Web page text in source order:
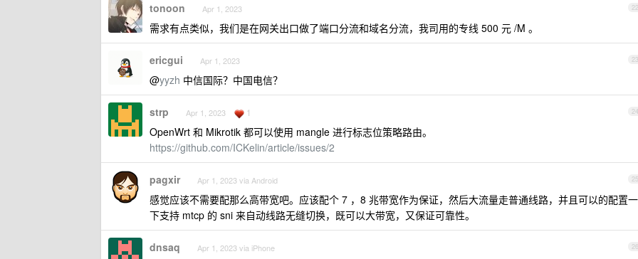
22
tonoon Apr 1, 2023
需求有点类似，我们是在网关出口做了端口分流和域名分流，我司用的专线 500 元 /M 。
23
ericgui Apr 1, 2023
@yyzh 中信国际？中国电信？
24
strp Apr 1, 2023 1
OpenWrt 和 Mikrotik 都可以使用 mangle 进行标志位策略路由。
https://github.com/ICKelin/article/issues/2
25
pagxir Apr 1, 2023 via Android
感觉应该不需要配那么高带宽吧。应该配个 7 ，8 兆带宽作为保证，然后大流量走普通线路，并且可以的配置一
下支持 mtcp 的 sni 来自动线路无缝切换，既可以大带宽，又保证可靠性。
26
dnsaq Apr 1, 2023 via iPhone